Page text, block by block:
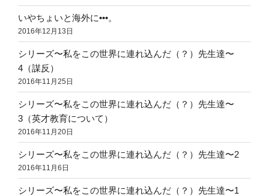
いやちょいと海外に•••。
2016年12月13日
シリーズ〜私をこの世界に連れ込んだ（？）先生達〜
4（謀反）
2016年11月25日
シリーズ〜私をこの世界に連れ込んだ（？）先生達〜
3（英才教育について）
2016年11月20日
シリーズ〜私をこの世界に連れ込んだ（？）先生達〜2
2016年11月6日
シリーズ〜私をこの世界に連れ込んだ（？）先生達〜1